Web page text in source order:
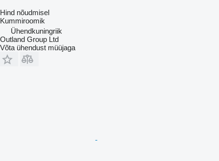
Hind nõudmisel
Kummiroomik
Ühendkuningriik
Outland Group Ltd
Võta ühendust müüjaga